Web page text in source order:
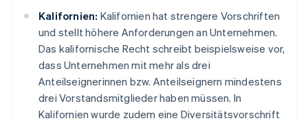
Kalifornien: Kalifornien hat strengere Vorschriften
und stellt höhere Anforderungen an Unternehmen.
Das kalifornische Recht schreibt beispielsweise vor,
dass Unternehmen mit mehr als drei
Anteilseignerinnen bzw. Anteilseignern mindestens
drei Vorstandsmitglieder haben müssen. In
Kalifornien wurde zudem eine Diversitätsvorschrift